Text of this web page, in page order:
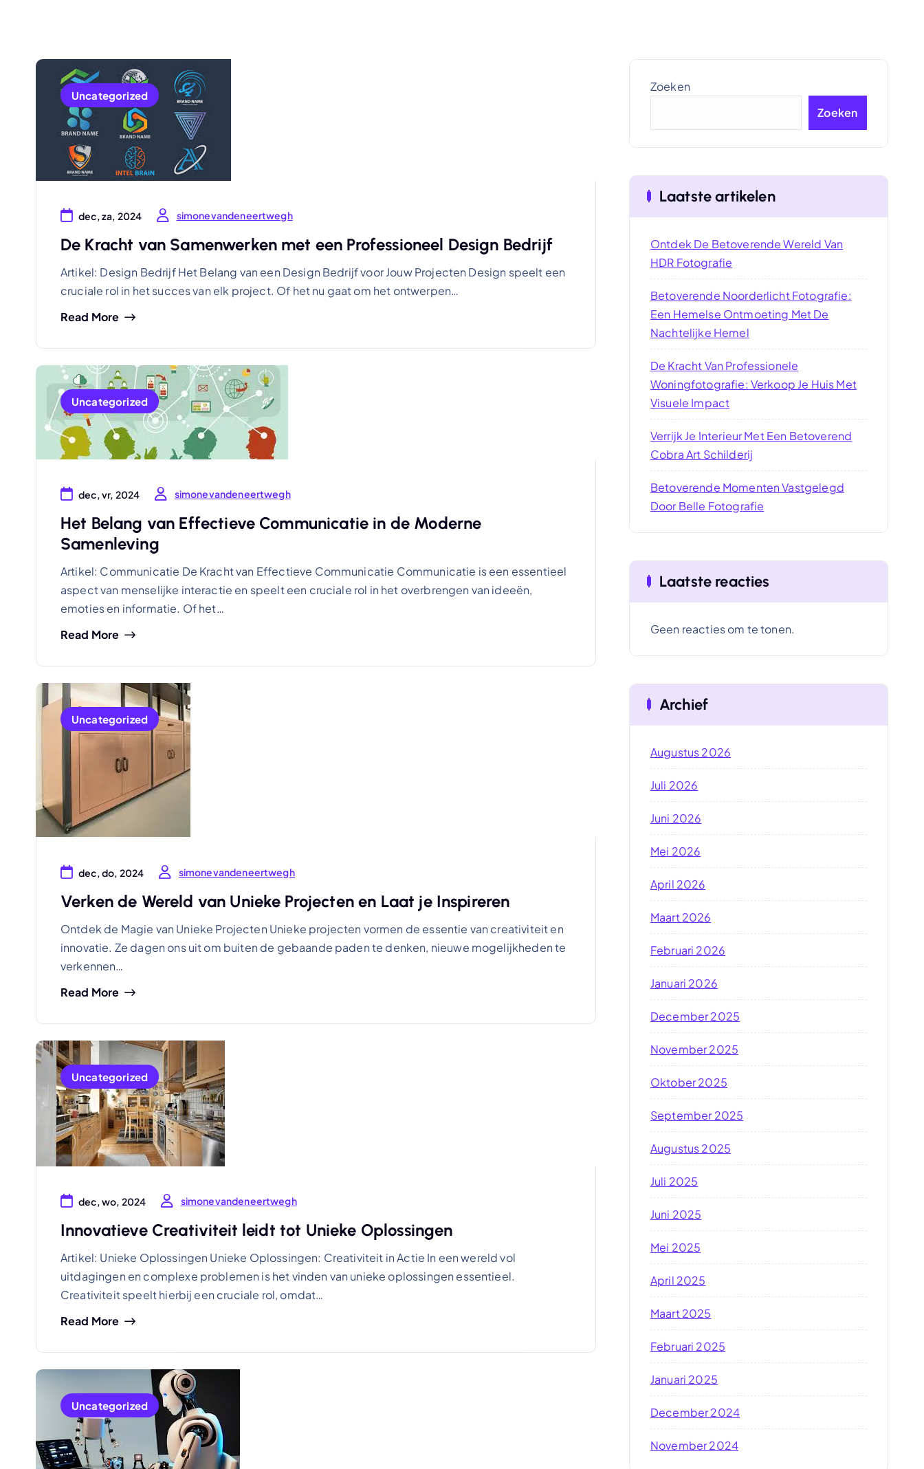
Uncategorized
dec, za, 2024 simonevandeneertwegh
De Kracht van Samenwerken met een Professioneel Design Bedrijf
Artikel: Design Bedrijf Het Belang van een Design Bedrijf voor Jouw Projecten Design speelt een
cruciale rol in het succes van elk project. Of het nu gaat om het ontwerpen…
Read More
Uncategorized
dec, vr, 2024 simonevandeneertwegh
Het Belang van Effectieve Communicatie in de Moderne
Samenleving
Artikel: Communicatie De Kracht van Effectieve Communicatie Communicatie is een essentieel
aspect van menselijke interactie en speelt een cruciale rol in het overbrengen van ideeën,
emoties en informatie. Of het…
Read More
Uncategorized
dec, do, 2024 simonevandeneertwegh
Verken de Wereld van Unieke Projecten en Laat je Inspireren
Ontdek de Magie van Unieke Projecten Unieke projecten vormen de essentie van creativiteit en
innovatie. Ze dagen ons uit om buiten de gebaande paden te denken, nieuwe mogelijkheden te
verkennen…
Read More
Uncategorized
dec, wo, 2024 simonevandeneertwegh
Innovatieve Creativiteit leidt tot Unieke Oplossingen
Artikel: Unieke Oplossingen Unieke Oplossingen: Creativiteit in Actie In een wereld vol
uitdagingen en complexe problemen is het vinden van unieke oplossingen essentieel.
Creativiteit speelt hierbij een cruciale rol, omdat…
Read More
Uncategorized
Zoeken
Zoeken
Laatste artikelen
Ontdek De Betoverende Wereld Van
HDR Fotografie
Betoverende Noorderlicht Fotografie:
Een Hemelse Ontmoeting Met De
Nachtelijke Hemel
De Kracht Van Professionele
Woningfotografie: Verkoop Je Huis Met
Visuele Impact
Verrijk Je Interieur Met Een Betoverend
Cobra Art Schilderij
Betoverende Momenten Vastgelegd
Door Belle Fotografie
Laatste reacties
Geen reacties om te tonen.
Archief
Augustus 2026
Juli 2026
Juni 2026
Mei 2026
April 2026
Maart 2026
Februari 2026
Januari 2026
December 2025
November 2025
Oktober 2025
September 2025
Augustus 2025
Juli 2025
Juni 2025
Mei 2025
April 2025
Maart 2025
Februari 2025
Januari 2025
December 2024
November 2024